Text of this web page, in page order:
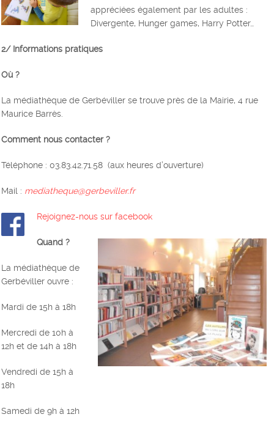
appréciées également par les adultes :
Divergente, Hunger games, Harry Potter…
2/ Informations pratiques
Où ?
La médiathèque de Gerbéviller se trouve près de la Mairie, 4 rue
Maurice Barrès.
Comment nous contacter ?
Téléphone : 03.83.42.71.58 (aux heures d’ouverture)
Mail : mediatheque@gerbeviller.fr
Rejoignez-nous sur facebook
Quand ?
La médiathèque de
Gerbéviller ouvre :
Mardi de 15h à 18h
Mercredi de 10h à
12h et de 14h à 18h
Vendredi de 15h à
18h
Samedi de 9h à 12h